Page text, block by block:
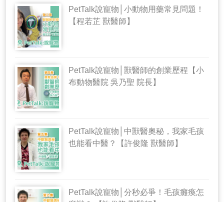
PetTalk說寵物│小動物用藥常見問題！
【程若芷 獸醫師】
PetTalk說寵物│獸醫師的創業歷程【小
布動物醫院 吳乃聖 院長】
PetTalk說寵物│中獸醫奧秘，我家毛孩
也能看中醫？【許俊隆 獸醫師】
PetTalk說寵物│分秒必爭！毛孩癱瘓怎